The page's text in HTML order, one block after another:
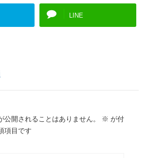
LINE
公開されることはありません。 ※ が付
項目です